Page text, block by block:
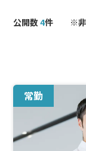
エリアを選
東海
関西
中国・四国
九州・沖縄
診療科目を
医療痩身
予防医療
美容外科
こだわり条件
週4以下
公開数4件 ※非
常勤